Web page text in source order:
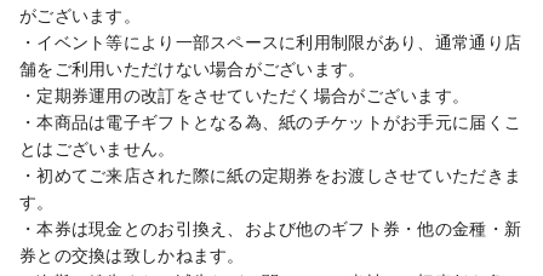
がございます。
・イベント等により一部スペースに利用制限があり、通常通り店
舗をご利用いただけない場合がございます。
・定期券運用の改訂をさせていただく場合がございます。
・本商品は電子ギフトとなる為、紙のチケットがお手元に届くこ
とはございません。
・初めてご来店された際に紙の定期券をお渡しさせていただきま
す。
・本券は現金とのお引換え、および他のギフト券・他の金種・新
券との交換は致しかねます。